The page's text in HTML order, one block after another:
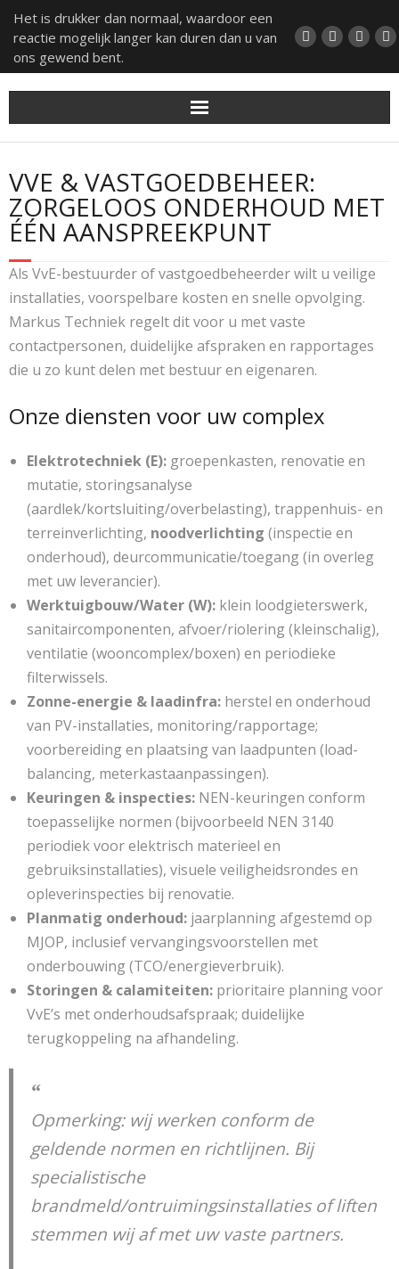
Het is drukker dan normaal, waardoor een
reactie mogelijk langer kan duren dan u van
ons gewend bent.
Home
Over ons
Onze diensten
Foto impressie
FAQ
VVE & VASTGOEDBEHEER:
ZORGELOOS ONDERHOUD MET
ÉÉN AANSPREEKPUNT
Als VvE-bestuurder of vastgoedbeheerder wilt u veilige
installaties, voorspelbare kosten en snelle opvolging.
Markus Techniek regelt dit voor u met vaste
contactpersonen, duidelijke afspraken en rapportages
die u zo kunt delen met bestuur en eigenaren.
Onze diensten voor uw complex
Elektrotechniek (E): groepenkasten, renovatie en
mutatie, storingsanalyse
(aardlek/kortsluiting/overbelasting), trappenhuis- en
terreinverlichting, noodverlichting (inspectie en
onderhoud), deurcommunicatie/toegang (in overleg
met uw leverancier).
Werktuigbouw/Water (W): klein loodgieterswerk,
sanitaircomponenten, afvoer/riolering (kleinschalig),
ventilatie (wooncomplex/boxen) en periodieke
filterwissels.
Zonne-energie & laadinfra: herstel en onderhoud
van PV-installaties, monitoring/rapportage;
voorbereiding en plaatsing van laadpunten (load-
balancing, meterkastaanpassingen).
Keuringen & inspecties: NEN-keuringen conform
toepasselijke normen (bijvoorbeeld NEN 3140
periodiek voor elektrisch materieel en
gebruiksinstallaties), visuele veiligheidsrondes en
opleverinspecties bij renovatie.
Planmatig onderhoud: jaarplanning afgestemd op
MJOP, inclusief vervangingsvoorstellen met
onderbouwing (TCO/energieverbruik).
Storingen & calamiteiten: prioritaire planning voor
VvE’s met onderhoudsafspraak; duidelijke
terugkoppeling na afhandeling.
Opmerking:wij werken conform de
geldende normen en richtlijnen. Bij
specialistische
brandmeld/ontruimingsinstallaties of liften
stemmen wij af met uw vaste partners.